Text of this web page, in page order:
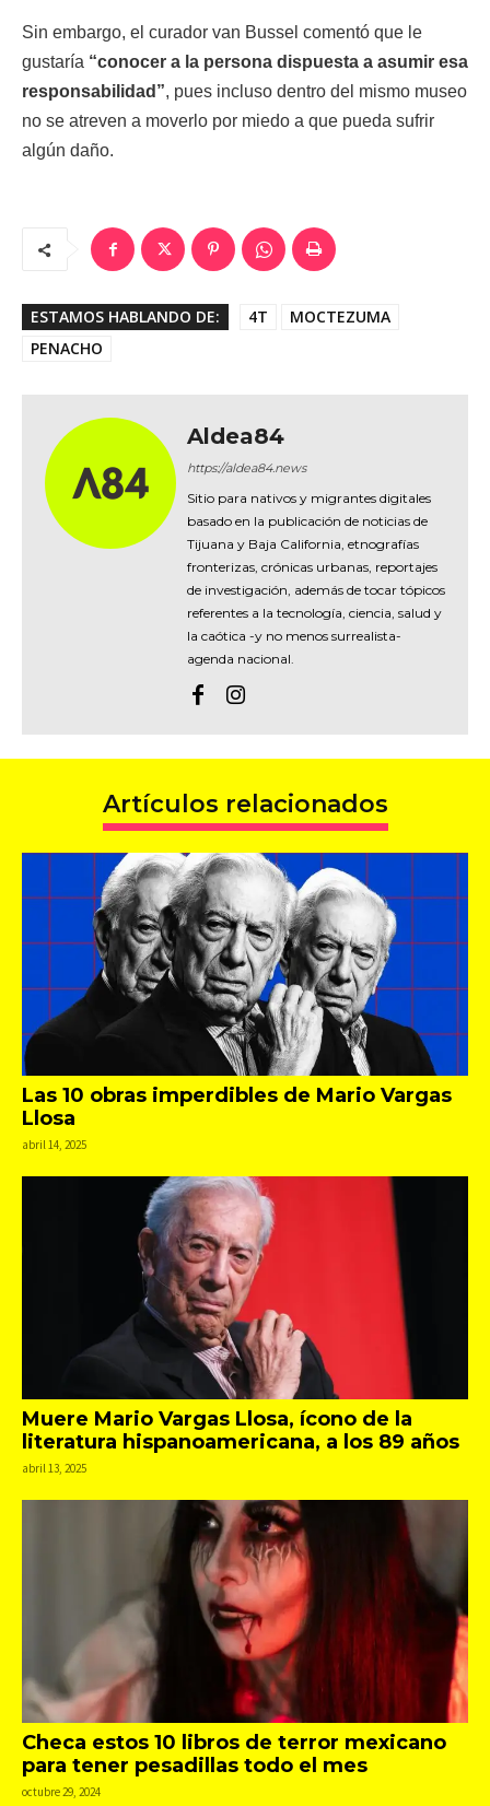
Sin embargo, el curador van Bussel comentó que le
gustaría “conocer a la persona dispuesta a asumir esa
responsabilidad”, pues incluso dentro del mismo museo
no se atreven a moverlo por miedo a que pueda sufrir
algún daño.
ESTAMOS HABLANDO DE: 4T
MOCTEZUMA
PENACHO
Aldea84
https://aldea84.news
Sitio para nativos y migrantes digitales
basado en la publicación de noticias de
Tijuana y Baja California, etnografías
fronterizas, crónicas urbanas, reportajes
de investigación, además de tocar tópicos
referentes a la tecnología, ciencia, salud y
la caótica -y no menos surrealista-
agenda nacional.
Artículos relacionados
Las 10 obras imperdibles de Mario Vargas
Llosa
abril 14, 2025
Muere Mario Vargas Llosa, ícono de la
literatura hispanoamericana, a los 89 años
abril 13, 2025
Checa estos 10 libros de terror mexicano
para tener pesadillas todo el mes
octubre 29, 2024